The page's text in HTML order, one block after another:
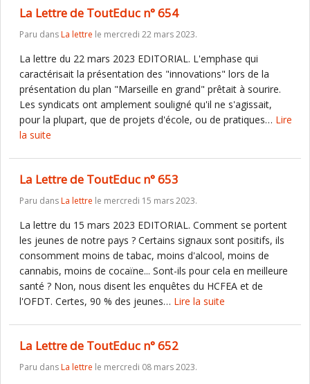
La Lettre de ToutEduc n° 654
Paru dansLa lettre le mercredi 22 mars 2023.
La lettre du 22 mars 2023 EDITORIAL. L'emphase qui
caractérisait la présentation des "innovations" lors de la
présentation du plan "Marseille en grand" prêtait à sourire.
Les syndicats ont amplement souligné qu'il ne s'agissait,
pour la plupart, que de projets d'école, ou de pratiques… Lire
la suite
La Lettre de ToutEduc n° 653
Paru dansLa lettre le mercredi 15 mars 2023.
La lettre du 15 mars 2023 EDITORIAL. Comment se portent
les jeunes de notre pays ? Certains signaux sont positifs, ils
consomment moins de tabac, moins d'alcool, moins de
cannabis, moins de cocaïne... Sont-ils pour cela en meilleure
santé ? Non, nous disent les enquêtes du HCFEA et de
l'OFDT. Certes, 90 % des jeunes… Lire la suite
La Lettre de ToutEduc n° 652
Paru dansLa lettre le mercredi 08 mars 2023.